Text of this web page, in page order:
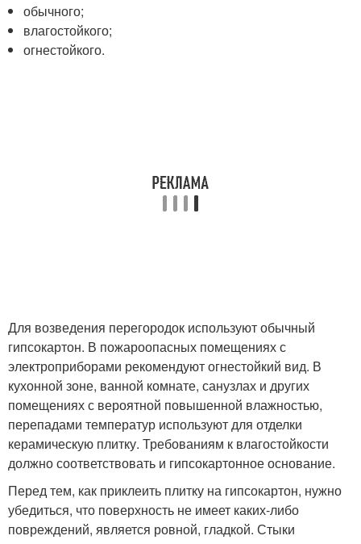
обычного;
влагостойкого;
огнестойкого.
Для возведения перегородок используют обычный
гипсокартон. В пожароопасных помещениях с
электроприборами рекомендуют огнестойкий вид. В
кухонной зоне, ванной комнате, санузлах и других
помещениях с вероятной повышенной влажностью,
перепадами температур используют для отделки
керамическую плитку. Требованиям к влагостойкости
должно соответствовать и гипсокартонное основание.
Перед тем, как приклеить плитку на гипсокартон, нужно
убедиться, что поверхность не имеет каких-либо
повреждений, является ровной, гладкой. Стыки